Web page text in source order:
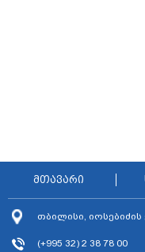
მთავარი
თბილისი, იოსებიძის
(+995 32) 2 38 78 00